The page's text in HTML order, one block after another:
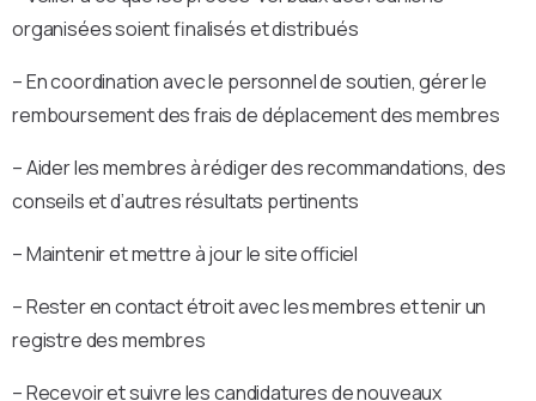
organisées soient finalisés et distribués
– En coordination avec le personnel de soutien, gérer le
remboursement des frais de déplacement des membres
– Aider les membres à rédiger des recommandations, des
conseils et d’autres résultats pertinents
– Maintenir et mettre à jour le site officiel
– Rester en contact étroit avec les membres et tenir un
registre des membres
– Recevoir et suivre les candidatures de nouveaux